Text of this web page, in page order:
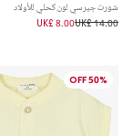
شورت جيرسي لون كحلي للأولاد
UK£ 14.00
UK£ 8.00
50% OFF